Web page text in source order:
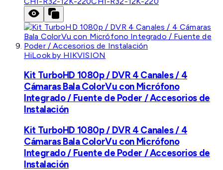
HiLook by HIKVISION
Kit TurboHD 1080p / DVR 4 Canales / 4
Cámaras Bala ColorVu con Micrófono
Integrado / Fuente de Poder / Accesorios de
Instalación
Kit TurboHD 1080p / DVR 4 Canales / 4
Cámaras Bala ColorVu con Micrófono
Integrado / Fuente de Poder / Accesorios de
Instalación